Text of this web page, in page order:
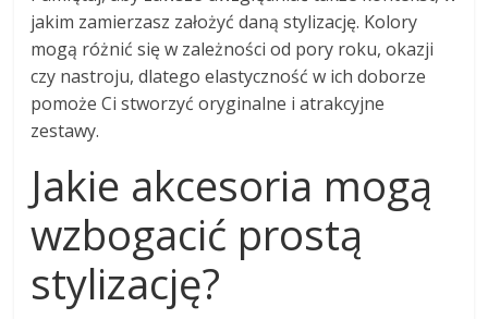
jakim zamierzasz założyć daną stylizację. Kolory
mogą różnić się w zależności od pory roku, okazji
czy nastroju, dlatego elastyczność w ich doborze
pomoże Ci stworzyć oryginalne i atrakcyjne
zestawy.
Jakie akcesoria mogą
wzbogacić prostą
stylizację?